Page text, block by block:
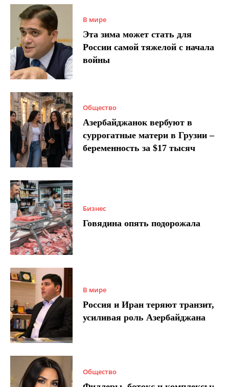
В мире
Эта зима может стать для
России самой тяжелой с начала
войны
Общество
Азербайджанок вербуют в
суррогатные матери в Грузии –
беременность за $17 тысяч
Бизнес
Говядина опять подорожала
В мире
Россия и Иран теряют транзит,
усиливая роль Азербайджана
Общество